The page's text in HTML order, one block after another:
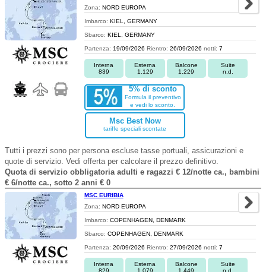
Zona: NORD EUROPA
Imbarco: KIEL, GERMANY
Sbarco: KIEL, GERMANY
Partenza: 19/09/2026 Rientro: 26/09/2026 notti: 7
Interna
839
Esterna
1.129
Balcone
1.229
Suite
n.d.
5% di sconto
Formula il preventivo
e vedi lo sconto.
Msc Best Now
tariffe speciali scontate
Tutti i prezzi sono per persona escluse tasse portuali, assicurazioni e
quote di servizio. Vedi offerta per calcolare il prezzo definitivo.
Quota di servizio obbligatoria adulti e ragazzi € 12/notte ca., bambini
€ 6/notte ca., sotto 2 anni € 0
MSC EURIBIA
Zona: NORD EUROPA
Imbarco: COPENHAGEN, DENMARK
Sbarco: COPENHAGEN, DENMARK
Partenza: 20/09/2026 Rientro: 27/09/2026 notti: 7
Interna
829
Esterna
1.079
Balcone
1.449
Suite
n.d.